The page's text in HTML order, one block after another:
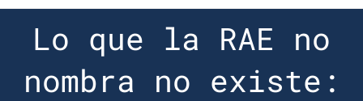
Lo que la RAE no
nombra no existe: